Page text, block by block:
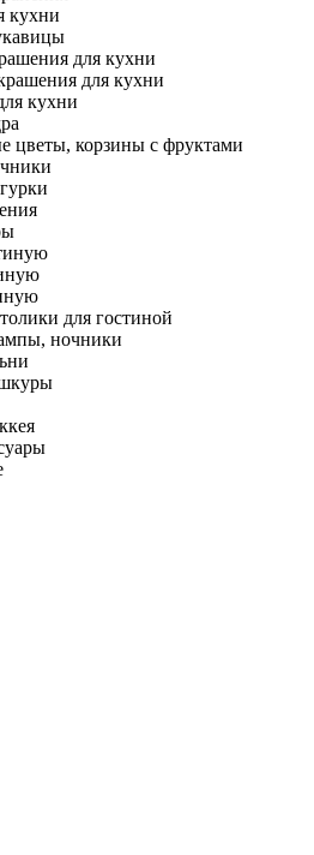
кухни
для кухни
для кухни
кухни
цветы, корзины с фруктами
для гостиной
ночники